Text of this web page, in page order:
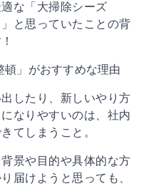
な「大掃除シーズ
と思っていたことの背
頓」がおすすめな理由
したり、新しいやり方
なりやすいのは、社内
てしまうこと。
景や目的や具体的な方
届けようと思っても、